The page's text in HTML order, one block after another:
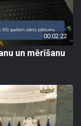
00:02:22
un mērīšanu